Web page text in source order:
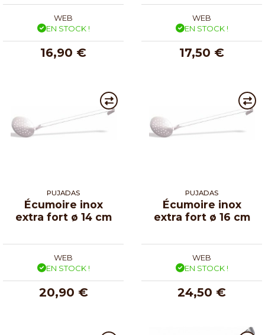
WEB
EN STOCK !
16,90 €
WEB
EN STOCK !
17,50 €
PUJADAS
Écumoire inox
extra fort ø 14 cm
WEB
EN STOCK !
20,90 €
PUJADAS
Écumoire inox
extra fort ø 16 cm
WEB
EN STOCK !
24,50 €